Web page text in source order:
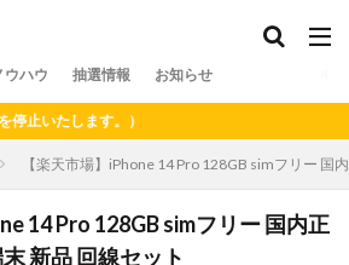
ウハウ 抽選情報 お知らせ
たします。）
【楽天市場】iPhone 14 Pro 128GB simフリー 国
14 Pro 128GB simフリー 国内正
新品 回線セット